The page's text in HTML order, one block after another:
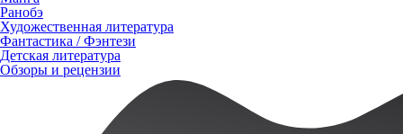
Ранобэ
Художественная литература
Фантастика / Фэнтези
Детская литература
Обзоры и рецензии